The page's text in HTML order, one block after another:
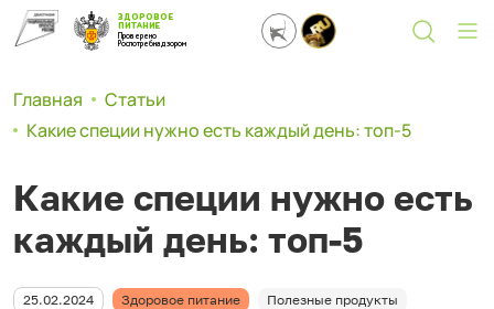
ЗДОРОВОЕ
ПИТАНИЕ
Проверено
Роспотребнадзором
Главная
Статьи
Какие специи нужно есть каждый день: топ-5
Какие специи нужно есть
каждый день: топ-5
25.02.2024 Здоровое питание Полезные продукты